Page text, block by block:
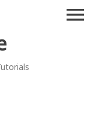
menu